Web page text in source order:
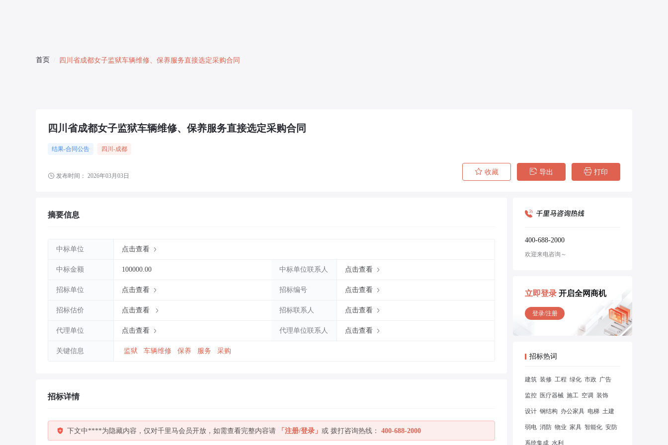
首页 四川省成都女子监狱车辆维修、保养服务直接选定采购合同
四川省成都女子监狱车辆维修、保养服务直接选定采购合同
结果-合同公告 四川 -成都
发布时间： 2026年03月03日 收藏 导出 打印
摘要信息
中标单位 点击查看
中标金额 100000.00 中标单位联系人 点击查看
招标单位 点击查看 招标编号 点击查看
招标估价 点击查看 招标联系人 点击查看
代理单位 点击查看 代理单位联系人 点击查看
关键信息 监狱 车辆维修 保养 服务 采购
招标详情
下文中****为隐藏内容，仅对千里马会员开放，如需查看完整内容请 「注册/登录」 或 拨打咨询热线： 400-688-2000
400-688-2000
欢迎来电咨询～
立即登录 开启全网商机
登录/注册
招标热词
建筑 装修 工程 绿化 市政 广告
监控 医疗器械 施工 空调 装饰
设计 钢结构 办公家具 电梯 土建
弱电 消防 物业 家具 智能化 安防
系统集成 水利